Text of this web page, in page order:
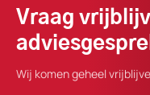
Vraag
Wij komen geheel